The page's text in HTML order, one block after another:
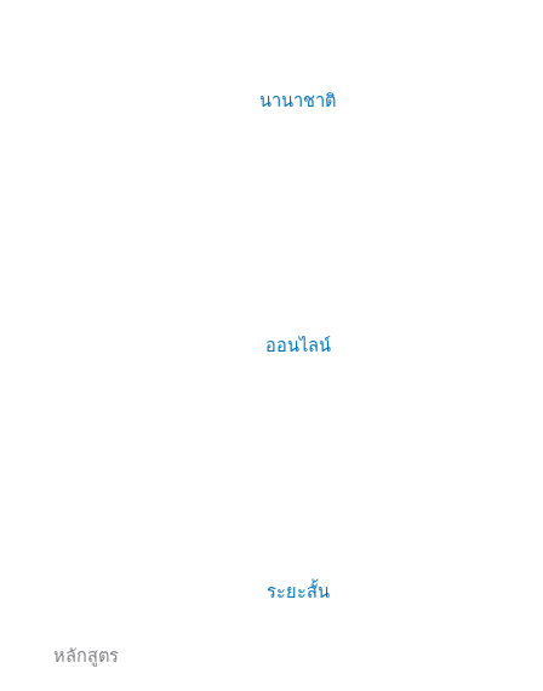
นานาชาติ
ออนไลน์
ระยะสั้น
หลักสูตร